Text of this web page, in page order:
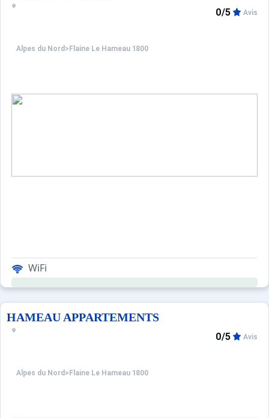
Alpes du Nord > Flaine Le Hameau 1800
0/5 Avis
WiFi
HAMEAU APPARTEMENTS
Alpes du Nord > Flaine Le Hameau 1800
0/5 Avis